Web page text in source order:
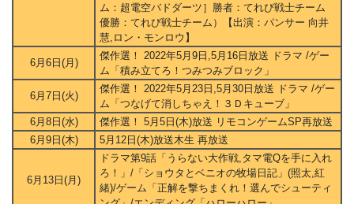
ム：超電空バドダーツ］勝者：てれび戦士チーム
優勝：てれび戦士チーム）【出演：パンサー 向井
慧,ロン・モンロウ】
6月6日(月)
傑作選！ 2022年5月9日,5月16日放送 ドラマ /ゲー
ム「積み立てろ！つみつみブロック」
6月7日(火)
傑作選！ 2022年5月23日,5月30日放送 ドラマ /ゲー
ム「つなげて消しちゃえ！３Ｄキューブ」
6月8日(水)
傑作選！ 5月5日(木)放送 リモコンゲームSP再放送
6月9日(木)
5月12日(木)放送木生 再放送
6月13日(月)
ドラマ第9話「うらない大作戦,タマ電Qを手に入れ
ろ！」/「ショウタとベニオの牧場日記」(照太,紅
緒)/ゲーム「正解を撃ちまくれ！選んでシューティ